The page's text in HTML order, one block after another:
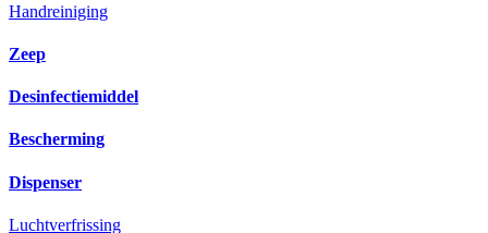
Handreiniging
Zeep
Desinfectiemiddel
Bescherming
Dispenser
Luchtverfrissing